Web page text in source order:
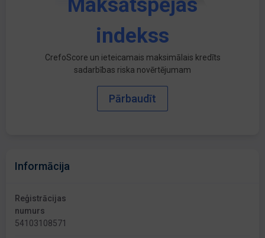
Maksātspējas
indekss
CrefoScore un ieteicamais maksimālais kredīts
sadarbības riska novērtējumam
Pārbaudīt
Informācija
Reģistrācijas
numurs
54103108571